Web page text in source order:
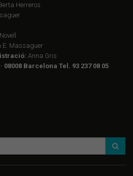
Herreros
E. Massaguer
Anna Gris
Barcelona Tel. 93 237 08 05